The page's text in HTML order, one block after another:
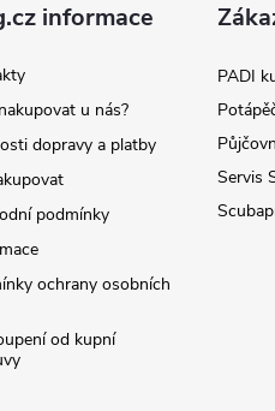
informace
u nás?
dopravy a platby
podmínky
ochrany osobních
od kupní
PADI
Servis